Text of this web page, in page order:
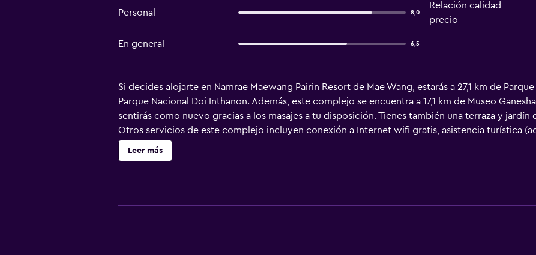
Personal 8,0
Relación calidad-
precio
En general 6,5
Si decides alojarte en Namrae Maewang Pairin Resort de Mae Wang, estarás a 27,1 km de
Parque Nacional Doi Inthanon. Además, este complejo se encuentra a 17,1 km de Museo
sentirás como nuevo gracias a los masajes a tu disposición. Tienes también una terraza y
Otros servicios de este complejo incluyen conexión a Internet wifi gratis, asistencia turística
barbacoas. Tendrás un centro de negocios, tintorería o lavandería y consigna de equipaje a tu
suplemento podrás aprovechar prestaciones como servicio de transporte al aeropuerto (ida y
Leer más